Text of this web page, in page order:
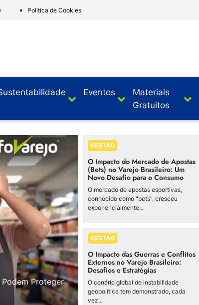
Política de Cookies
Eventos
Materiais
Gratuitos
Proteger
GESTÃO
O Impacto do Mercado de Apostas
(Bets) no Varejo Brasileiro: Um
Novo Desafio para o Consumo
O mercado de apostas esportivas,
conhecido como "bets", cresceu
exponencialmente...
GESTÃO
O Impacto das Guerras e Conflitos
Externos no Varejo Brasileiro:
Desafios e Estratégias
O cenário global de instabilidade
geopolítica tem demonstrado, cada
vez...